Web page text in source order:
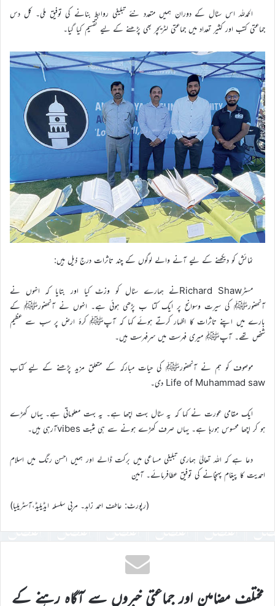
الحمدللہ اس سٹال کے دوران ہمیں متعدد نئے تبلیغی روابط بنانے کی توفیق ملی۔ کل دس
جماعتی کتب اور کثیر تعداد میں جماعتی لٹریچر بھی پڑھنے کے لیے تقسیم کیا گیا۔
نمائش کو دیکھنے کے لیے آنے والے لوگوں کے چند تاثرات درج ذیل ہیں:
مسٹرRichard Shawنے ہمارے سٹال کو وزٹ کیا اور بتایا کہ انہوں نے
آنحضورﷺ کی سیرت وسوانح پر ایک کتا ب پڑھی ہوئی ہے۔ انہوں نے آنحضورﷺ کے
بارے میں اپنے تاثرات کا اظہار کرتے ہوئے کہا کہ آپﷺ کرۂ ارض پر سب سے عظیم
شخص تھے۔ آپﷺ میری فہرست میں سرِفہرست ہیں۔
موصوف کو ہم نے آنحضورﷺ کی حیات مبارکہ کے متعلق مزید پڑھنے کے لیے کتاب
Life of Muhammad saw دی۔
ایک مقامی عورت نے کہا کہ یہ سٹال بہت اچھا ہے۔ یہ بہت معلوماتی ہے۔ یہاں کھڑے
ہو کر اچھا محسوس ہورہا ہے۔ یہاں صرف کھڑے ہونے سے ہی مثبت vibesآرہی ہیں۔
دعا ہے کہ اللہ تعالیٰ ہماری تبلیغی مساعی میں برکت ڈالے اور ہمیں احسن رنگ میں اسلام
احمدیت کا پیغام پہنچانے کی توفیق عطافرمائے۔ آمین
(رپورٹ: عاطف احمد زاہد۔ مربی سلسلہ ایڈیلیڈ،آسٹریلیا)
مختلف مضامین اور جماعتی خبروں سے آگاہ رہنے کے